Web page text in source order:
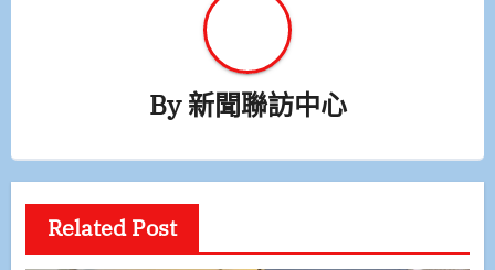
By新聞聯訪中心
Related Post